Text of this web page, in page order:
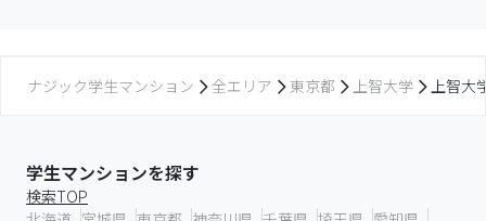
ナジック学生マンション 全エリア 東京都 上智大学 上智大
学生マンションを探す
検索TOP